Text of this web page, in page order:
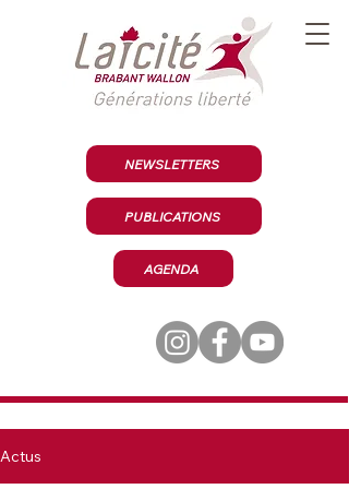
NEWSLETTERS
PUBLICATIONS
AGENDA
Actus